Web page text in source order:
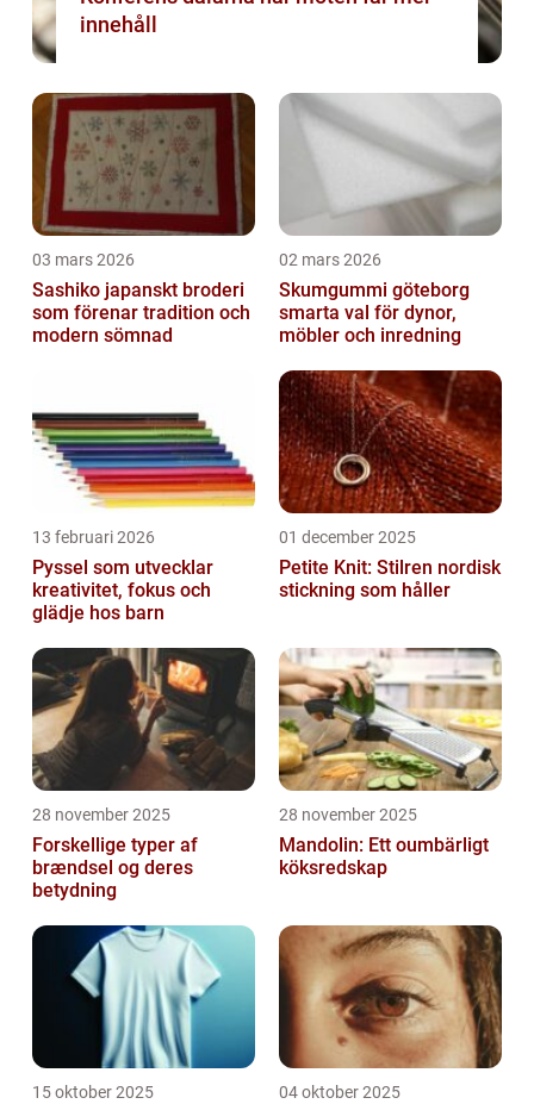
innehåll
03 mars 2026
Sashiko japanskt broderi
som förenar tradition och
modern sömnad
02 mars 2026
Skumgummi göteborg
smarta val för dynor,
möbler och inredning
13 februari 2026
Pyssel som utvecklar
kreativitet, fokus och
glädje hos barn
01 december 2025
Petite Knit: Stilren nordisk
stickning som håller
28 november 2025
Forskellige typer af
brændsel og deres
betydning
28 november 2025
Mandolin: Ett oumbärligt
köksredskap
15 oktober 2025 04 oktober 2025